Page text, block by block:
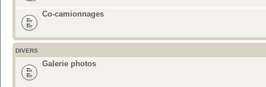
Co-camionnages
DIVERS
Galerie photos